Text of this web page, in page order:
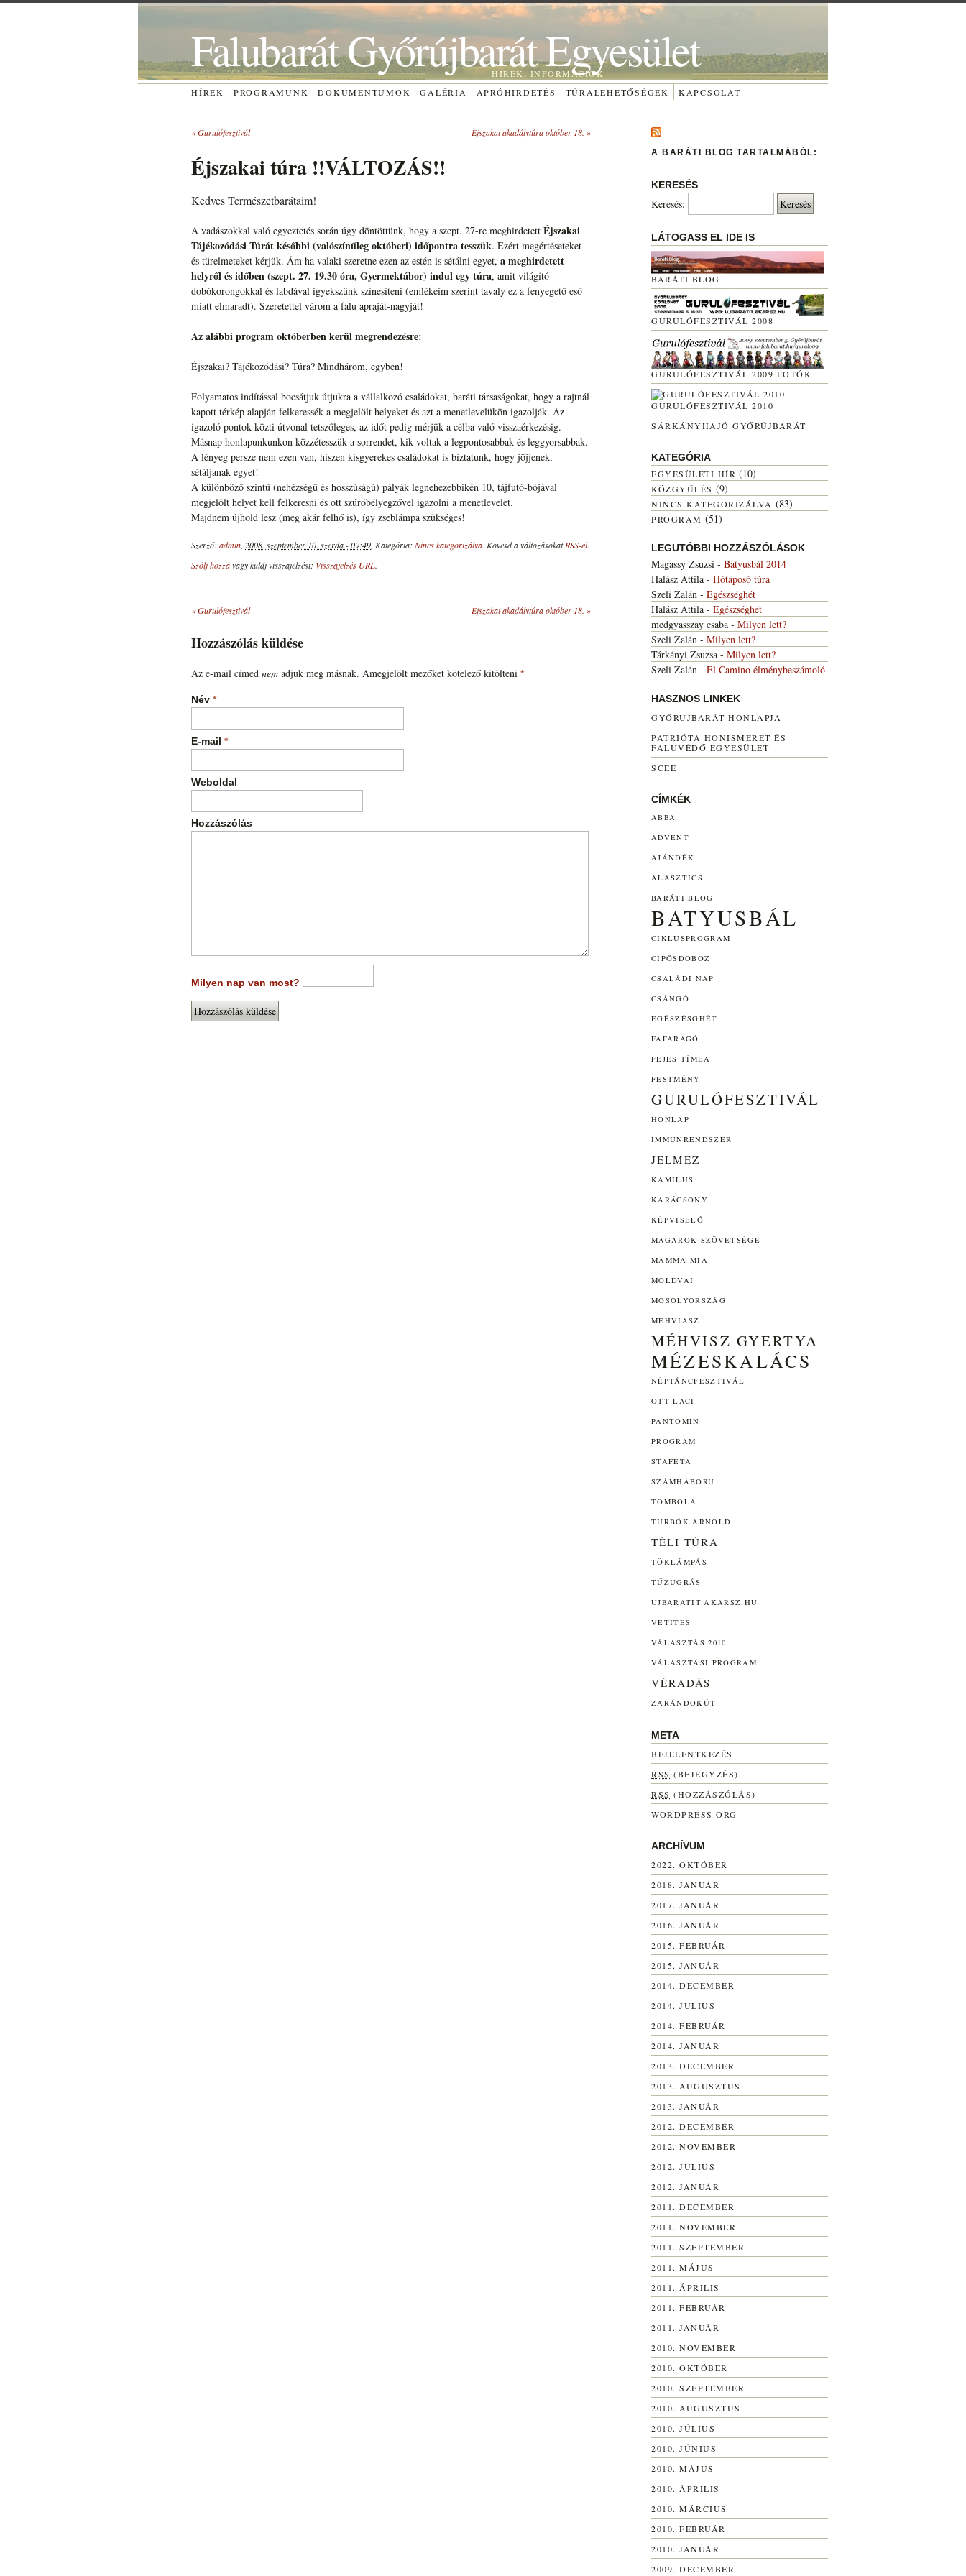
Falubarát Győrújbarát Egyesület
HÍREK, INFORMÁCIÓK
HÍREK
PROGRAMUNK DOKUMENTUMOK GALÉRIA APRÓHIRDETÉS TÚRALEHETŐSÉGEK KAPCSOLAT
«Gurulófesztivál Éjszakai akadálytúra október 18. »
Éjszakai túra !!VÁLTOZÁS!!
Kedves Természetbarátaim!
A vadászokkal való egyeztetés során úgy döntöttünk, hogy a szept. 27-re meghirdetett Éjszakai
Tájékozódási Túrát későbbi (valószínűleg októberi) időpontra tesszük. Ezért megértéseteket
és türelmeteket kérjük. Ám ha valaki szeretne ezen az estén is sétálni egyet, a meghirdetett
helyről és időben (szept. 27. 19.30 óra, Gyermektábor) indul egy túra, amit világító-
dobókorongokkal és labdával igyekszünk színesíteni (emlékeim szerint tavaly ez a fenyegető eső
miatt elmaradt). Szeretettel várom a falu apraját-nagyját!
Az alábbi program októberben kerül megrendezésre:
Éjszakai? Tájékozódási? Túra? Mindhárom, egyben!
Folyamatos indítással bocsátjuk útjukra a vállalkozó családokat, baráti társaságokat, hogy a rajtnál
kapott térkép alapján felkeressék a megjelölt helyeket és azt a menetlevelükön igazolják. Az
igazoló pontok közti útvonal tetszőleges, az időt pedig mérjük a célba való visszaérkezésig.
Másnap honlapunkunkon közzétesszük a sorrendet, kik voltak a legpontosabbak és leggyorsabbak.
A lényeg persze nem ezen van, hiszen kisgyerekes családokat is bíztatunk, hogy jöjjenek,
sétáljanak egyet!
A különböző szintű (nehézségű és hosszúságú) pályák legnehezebbikén 10, tájfutó-bójával
megjelölt helyet kell felkeresni és ott szúróbélyegzővel igazolni a menetlevelet.
Majdnem újhold lesz (meg akár felhő is), így zseblámpa szükséges!
Szerző: admin 2008. szeptember 10. szerda - 09:49 , Kategória: Nincs kategorizálva. Kövesd a változásokatRSS-el.
Szólj hozzávagy küldj visszajelzést: Visszajelzés URL.
«Gurulófesztivál Éjszakai akadálytúra október 18. »
Hozzászólás küldése
Az e-mail címed nem adjuk meg másnak. Amegjelölt mezőket kötelező kitölteni *
Név *
E-mail *
Weboldal
Hozzászólás
Milyen nap van most?
A BARÁTI BLOG TARTALMÁBÓL:
KERESÉS
Keresés:
LÁTOGASS EL IDE IS
BARÁTI BLOG
GURULÓFESZTIVÁL 2008
GURULÓFESZTIVÁL 2009 FOTÓK
GURULÓFESZTIVÁL 2010
SÁRKÁNYHAJÓ GYŐRÚJBARÁT
KATEGÓRIA
EGYESÜLETI HÍR (10)
KÖZGYŰLÉS (9)
NINCS KATEGORIZÁLVA (83)
PROGRAM (51)
LEGUTÓBBI HOZZÁSZÓLÁSOK
Magassy Zsuzsi - Batyusbál 2014
Halász Attila - Hótaposó túra
Szeli Zalán - Egészséghét
Halász Attila - Egészséghét
medgyasszay csaba - Milyen lett?
Szeli Zalán - Milyen lett?
Tárkányi Zsuzsa - Milyen lett?
Szeli Zalán - El Camino élménybeszámoló
HASZNOS LINKEK
GYŐRÚJBARÁT HONLAPJA
PATRIÓTA HONISMERET ÉS
FALUVÉDŐ EGYESÜLET
SCEE
CÍMKÉK
ABBA
ADVENT
AJÁNDÉK
ALASZTICS
BARÁTI BLOG
BATYUSBÁL
CIKLUSPROGRAM
CIPŐSDOBOZ
CSALÁDI NAP
CSÁNGÓ
EGÉSZÉSGHÉT
FAFARAGÓ
FEJES TÍMEA
FESTMÉNY
GURULÓFESZTIVÁL
HONLAP
IMMUNRENDSZER
JELMEZ
KAMILUS
KARÁCSONY
KÉPVISELŐ
MAGAROK SZÖVETSÉGE
MAMMA MIA
MOLDVAI
MOSOLYORSZÁG
MÉHVIASZ
MÉHVISZ GYERTYA
MÉZESKALÁCS
NÉPTÁNCFESZTIVÁL
OTT LACI
PANTOMIN
PROGRAM
STAFÉTA
SZÁMHÁBORÚ
TOMBOLA
TURBÓK ARNOLD
TÉLI TÚRA
TÖKLÁMPÁS
TŰZUGRÁS
UJBARATIT.AKARSZ.HU
VETÍTÉS
VÁLASZTÁS 2010
VÁLASZTÁSI PROGRAM
VÉRADÁS
ZARÁNDOKÚT
META
BEJELENTKEZÉS
RSS (BEJEGYZÉS)
RSS (HOZZÁSZÓLÁS)
WORDPRESS.ORG
ARCHÍVUM
2022. OKTÓBER
2018. JANUÁR
2017. JANUÁR
2016. JANUÁR
2015. FEBRUÁR
2015. JANUÁR
2014. DECEMBER
2014. JÚLIUS
2014. FEBRUÁR
2014. JANUÁR
2013. DECEMBER
2013. AUGUSZTUS
2013. JANUÁR
2012. DECEMBER
2012. NOVEMBER
2012. JÚLIUS
2012. JANUÁR
2011. DECEMBER
2011. NOVEMBER
2011. SZEPTEMBER
2011. MÁJUS
2011. ÁPRILIS
2011. FEBRUÁR
2011. JANUÁR
2010. NOVEMBER
2010. OKTÓBER
2010. SZEPTEMBER
2010. AUGUSZTUS
2010. JÚLIUS
2010. JÚNIUS
2010. MÁJUS
2010. ÁPRILIS
2010. MÁRCIUS
2010. FEBRUÁR
2010. JANUÁR
2009. DECEMBER